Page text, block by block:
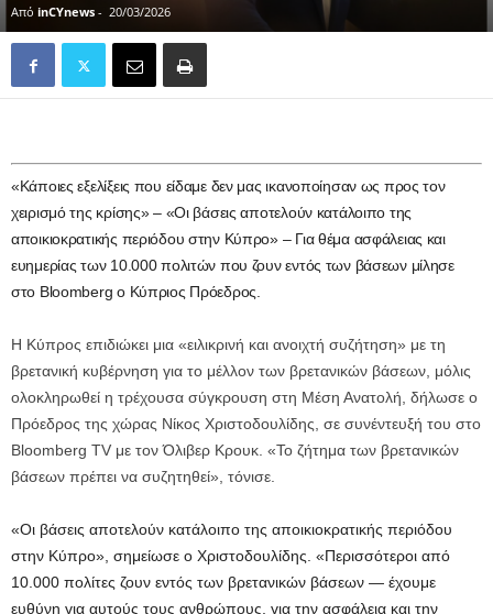
Από inCYnews - 20/03/2026
«Κάποιες εξελίξεις που είδαμε δεν μας ικανοποίησαν ως προς τον
χειρισμό της κρίσης» – «Οι βάσεις αποτελούν κατάλοιπο της
αποικιοκρατικής περιόδου στην Κύπρο» – Για θέμα ασφάλειας και
ευημερίας των 10.000 πολιτών που ζουν εντός των βάσεων μίλησε
στο Bloomberg ο Κύπριος Πρόεδρος.
Η Κύπρος επιδιώκει μια «ειλικρινή και ανοιχτή συζήτηση» με τη
βρετανική κυβέρνηση για το μέλλον των βρετανικών βάσεων, μόλις
ολοκληρωθεί η τρέχουσα σύγκρουση στη Μέση Ανατολή, δήλωσε ο
Πρόεδρος της χώρας Νίκος Χριστοδουλίδης, σε συνέντευξή του στο
Bloomberg TV με τον Όλιβερ Κρουκ. «Το ζήτημα των βρετανικών
βάσεων πρέπει να συζητηθεί», τόνισε.
«Οι βάσεις αποτελούν κατάλοιπο της αποικιοκρατικής περιόδου
στην Κύπρο», σημείωσε ο Χριστοδουλίδης. «Περισσότεροι από
10.000 πολίτες ζουν εντός των βρετανικών βάσεων — έχουμε
ευθύνη για αυτούς τους ανθρώπους, για την ασφάλεια και την